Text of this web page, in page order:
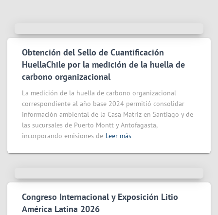
Obtención del Sello de Cuantificación
HuellaChile por la medición de la huella de
carbono organizacional
La medición de la huella de carbono organizacional
correspondiente al año base 2024 permitió consolidar
información ambiental de la Casa Matriz en Santiago y de
las sucursales de Puerto Montt y Antofagasta,
incorporando emisiones de Leer más
Congreso Internacional y Exposición Litio
América Latina 2026